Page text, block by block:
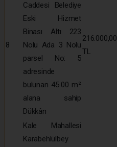
8
Caddesi Belediye
Eski Hizmet
Binası Altı 223
Nolu Ada 3 Nolu
parsel No: 5
adresinde
bulunan 45.00 m²
alana sahip
Dükkân
216.000,00
TL
Kale Mahallesi
Karabehlülbey